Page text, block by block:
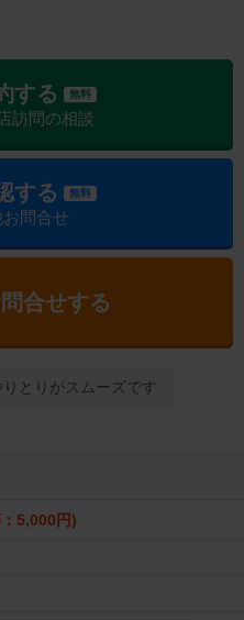
する 無料
訪問の相談
する 無料
問合せ
合せする
とりがスムーズです
5,000円)